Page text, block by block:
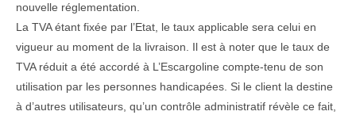
nouvelle réglementation.
La TVA étant fixée par l’Etat, le taux applicable sera celui en
vigueur au moment de la livraison. Il est à noter que le taux de
TVA réduit a été accordé à L’Escargoline compte-tenu de son
utilisation par les personnes handicapées. Si le client la destine
à d’autres utilisateurs, qu’un contrôle administratif révèle ce fait,